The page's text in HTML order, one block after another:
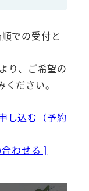
での受付と
り、ご希望の
ださい。
し込む（予約
わせる ]